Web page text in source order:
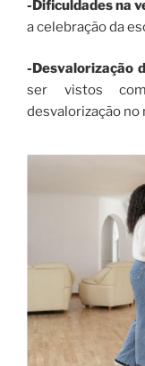
-Dificuldades na
a celebração da
-Desvalorização
ser vistos
desvalorização no